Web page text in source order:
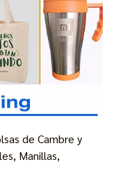
de Cambre y
Manillas,